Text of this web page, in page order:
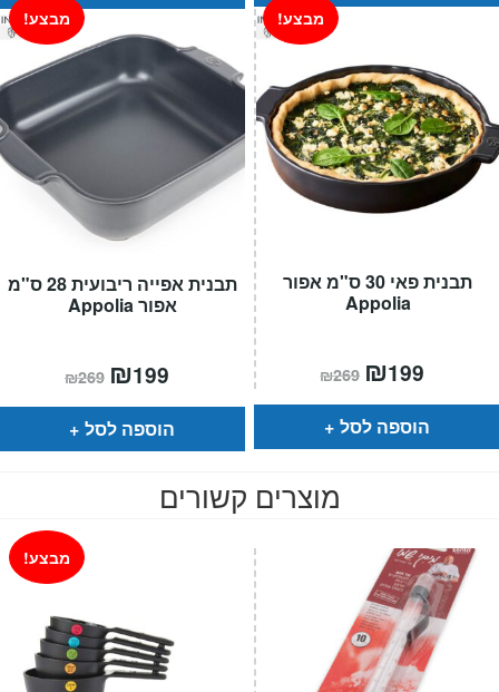
תבנית אפייה ריבועית 28 ס"מ
אפור Appolia
מבצע!
₪269 המחיר
המקורי
היה:
₪269.
₪199
הוא:
הוספה לסל
תבנית פאי 30 ס"מ אפור
Appolia
מבצע!
₪269 המחיר
המקורי
היה:
₪269.
₪199
הוא:
הוספה לסל
מוצרים קשורים
מבצע!